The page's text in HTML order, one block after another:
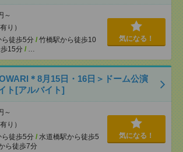
～
り）
ら徒歩5分 / 竹橋駅から徒歩10
15分 /
気になる！
＊8月15日・16日＞ドーム公演
ト[アルバイト]
～
り）
ら徒歩5分 / 水道橋駅から徒歩5
ら徒歩7分
気になる！